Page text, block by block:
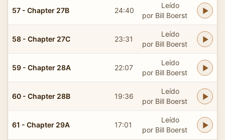
57 - Chapter 27B 24:40
Leído
por Bill Boerst
58 - Chapter 27C 23:31
Leído
por Bill Boerst
59 - Chapter 28A 22:07
Leído
por Bill Boerst
60 - Chapter 28B 19:36
Leído
por Bill Boerst
61 - Chapter 29A 17:01
Leído
por Bill Boerst